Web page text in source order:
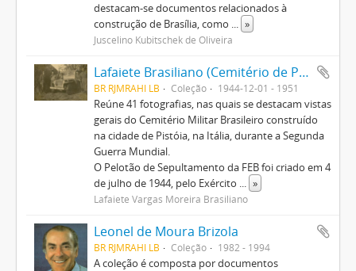
destacam-se documentos relacionados à
construção de Brasília, como ... »
Juscelino Kubitschek de Oliveira
Lafaiete Brasiliano (Cemitério de Pistoia)
BR RJMRAHI LB Coleção 1944-12-01 - 1951
Reúne 41 fotografias, nas quais se destacam vistas
gerais do Cemitério Militar Brasileiro construído
na cidade de Pistóia, na Itália, durante a Segunda
Guerra Mundial.
O Pelotão de Sepultamento da FEB foi criado em 4
de julho de 1944, pelo Exército ... »
Lafaiete Vargas Moreira Brasiliano
Leonel de Moura Brizola
BR RJMRAHI LB Coleção 1982 - 1994
A coleção é composta por documentos